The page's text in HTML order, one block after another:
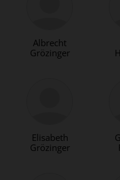
Albrecht
Grözinger
Elisabeth
Grözinger